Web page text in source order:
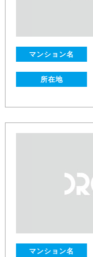
マンション名
所在地
マンション名